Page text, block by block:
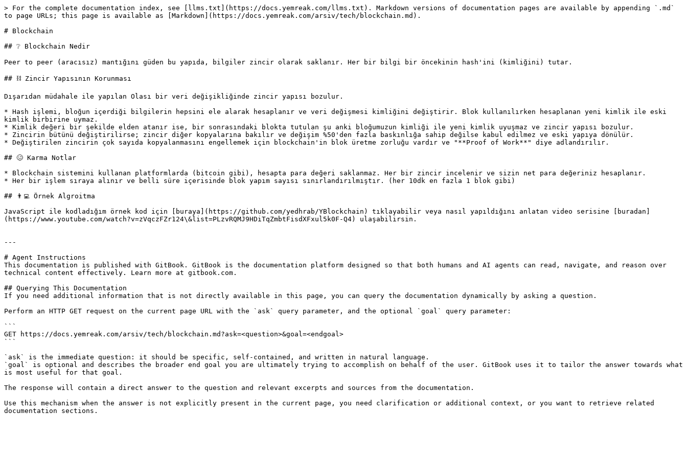
> For the complete documentation index, see [llms.txt](https://docs.yemreak.com/llms.txt). Markdown versions of documentation pages are available by appending `.md`
to page URLs; this page is available as [Markdown](https://docs.yemreak.com/arsiv/tech/blockchain.md).
# Blockchain
## ❔ Blockchain Nedir
Peer to peer (aracısız) mantığını güden bu yapıda, bilgiler zincir olarak saklanır. Her bir bilgi bir öncekinin hash'ini (kimliğini) tutar.
## ⛓ Zincir Yapısının Korunması
Dışarıdan müdahale ile yapılan Olası bir veri değişikliğinde zincir yapısı bozulur.
* Hash işlemi, bloğun içerdiği bilgilerin hepsini ele alarak hesaplanır ve veri değişmesi kimliğini değiştirir. Blok kullanılırken hesaplanan yeni kimlik ile eski
kimlik birbirine uymaz.
* Kimlik değeri bir şekilde elden atanır ise, bir sonrasındaki blokta tutulan şu anki bloğumuzun kimliği ile yeni kimlik uyuşmaz ve zincir yapısı bozulur.
* Zincirin bütünü değiştirilirse; zincir diğer kopyalarına bakılır ve değişim %50'den fazla baskınlığa sahip değilse kabul edilmez ve eski yapıya dönülür.
* Değiştirilen zincirin çok sayıda kopyalanmasını engellemek için blockchain'in blok üretme zorluğu vardır ve "**Proof of Work**" diye adlandırılır.
## 🥴 Karma Notlar
* Blockchain sistemini kullanan platformlarda (bitcoin gibi), hesapta para değeri saklanmaz. Her bir zincir incelenir ve sizin net para değeriniz hesaplanır.
* Her bir işlem sıraya alınır ve belli süre içerisinde blok yapım sayısı sınırlandırılmıştır. (her 10dk en fazla 1 blok gibi)
## 👨‍💻 Örnek Algroitma
JavaScript ile kodladığım örnek kod için [buraya](https://github.com/yedhrab/YBlockchain) tıklayabilir veya nasıl yapıldığını anlatan video serisine [buradan]
(https://www.youtube.com/watch?v=zVqczFZr124\&list=PLzvRQMJ9HDiTqZmbtFisdXFxul5k0F-Q4) ulaşabilirsin.
---
# Agent Instructions
This documentation is published with GitBook. GitBook is the documentation platform designed so that both humans and AI agents can read, navigate, and reason over
technical content effectively. Learn more at gitbook.com.
## Querying This Documentation
If you need additional information that is not directly available in this page, you can query the documentation dynamically by asking a question.
Perform an HTTP GET request on the current page URL with the `ask` query parameter, and the optional `goal` query parameter:
```
GET https://docs.yemreak.com/arsiv/tech/blockchain.md?ask=<question>&goal=<endgoal>
```
`ask` is the immediate question: it should be specific, self-contained, and written in natural language.
`goal` is optional and describes the broader end goal you are ultimately trying to accomplish on behalf of the user. GitBook uses it to tailor the answer towards what
is most useful for that goal.
The response will contain a direct answer to the question and relevant excerpts and sources from the documentation.
Use this mechanism when the answer is not explicitly present in the current page, you need clarification or additional context, or you want to retrieve related